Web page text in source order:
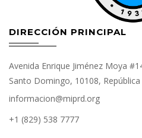
DIRECCIÓN PRINCIPAL
Avenida Enrique Jiménez Moya
Santo Domingo, 10108,
informacion@miprd.org
+1 (829) 538 7777